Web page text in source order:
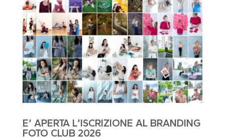
E’ APERTA L’ISCRIZIONE AL BRANDING
FOTO CLUB 2026